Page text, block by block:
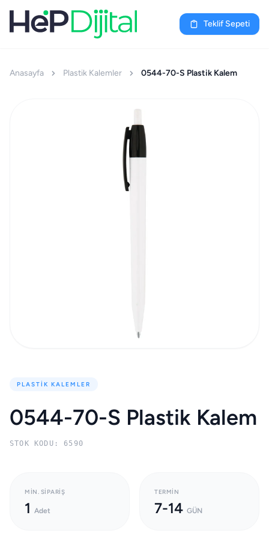
Teklif Sepeti
Anasayfa Plastik Kalemler 0544-70-S Plastik Kalem
PLASTIK KALEMLER
0544-70-S Plastik Kalem
STOK KODU: 6590
MIN. SIPARIŞ
1 Adet
TERMIN
7-14 GÜN